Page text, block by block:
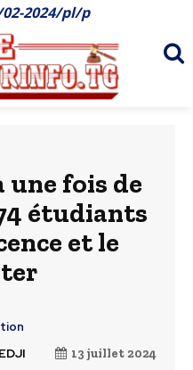
02-2024/pl/p
une fois de
étudiants
et le
13 juillet 2024